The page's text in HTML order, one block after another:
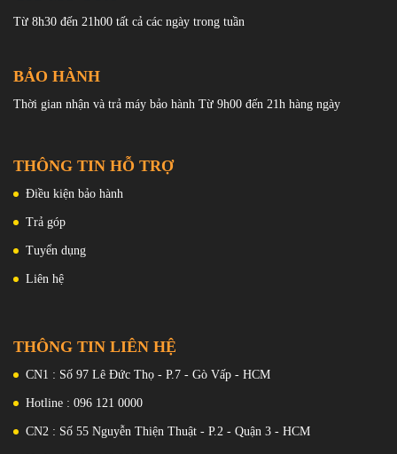
Cảm biến điện tử đo nhịp tim một cách chính xác, bạn có thể liếc
Thiết bị có khả năng đo điện tâm dồ để nhận biết các dấu hiệu bất
tim. Lưu ý là bạn cần cài đặt ứng dụng ECG trên iPhone để sử
tinh xảo, viền nhôm được vát gọt tinh tế và dây cao su dễ dàng thay
Từ 8h30 đến 21h00 tất cả các ngày trong tuần
BẢO HÀNH
Thời gian nhận và trả máy bảo hành Từ 9h00 đến 21h hàng ngày
THÔNG TIN HỖ TRỢ
Điều kiện bảo hành
Trả góp
Tuyển dụng
Liên hệ
THÔNG TIN LIÊN HỆ
CN1 : Số 97 Lê Đức Thọ - P.7 - Gò Vấp - HCM
Hotline : 096 121 0000
CN2 : Số 55 Nguyễn Thiện Thuật - P.2 - Quận 3 - HCM